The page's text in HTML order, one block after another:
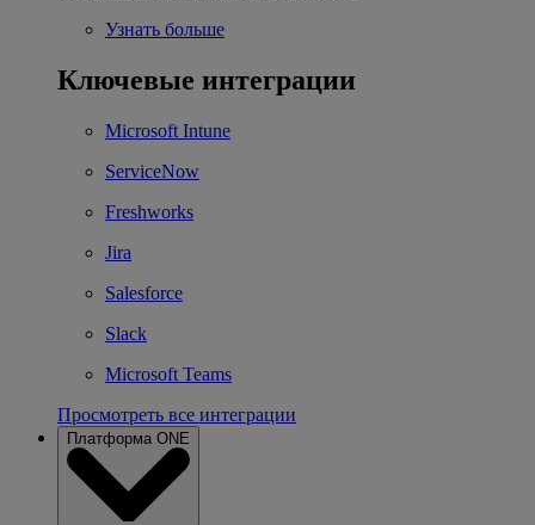
Узнать больше
Ключевые интеграции
Microsoft Intune
ServiceNow
Freshworks
Jira
Salesforce
Slack
Microsoft Teams
Просмотреть все интеграции
Платформа ONE